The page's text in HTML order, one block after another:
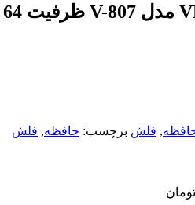
, فلش برچسب: حافظه, فلش